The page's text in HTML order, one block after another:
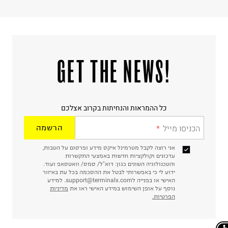
!GET THE NEWS
כל ההמראות והנחיתות בקרוב אצלכם
הכניסו מייל הרשמה
אני רוצה לקבל מטרמינל איקס מידע ופרסום על הטבות,
עדכונים וקולקציות חדשות באמצעי התקשרות
והטכנולוגיה השונים כגון: דוא"ל/ סמס/ וואטסאפ ועוד.
ידוע לי כי באפשרותי לבטל את ההסכמה בכל עת באיזור
האישי או בפנייה לsupport@terminalx.com. למידע
נוסף על אופן השימוש במידע האישי ראו את מדיניות
הפרטיות.